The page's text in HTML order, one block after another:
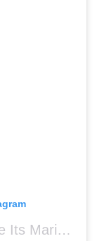
Una publicación compartida de Its Mariah Baby (@mariahangeliq)